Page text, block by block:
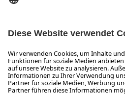
Infos zum Urlaub im
Veranstaltungen im